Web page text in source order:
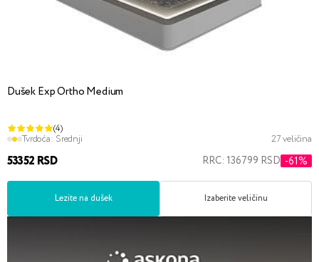
Dušek Exp Ortho Medium
(4)
Tvrdoća: Srednji 27 veličina
53352 RSD RRC: 136799 RSD -61%
Lezite na dušek Izaberite veličinu